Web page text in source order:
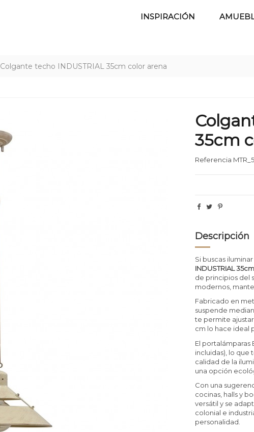
INSPIRACIÓN
Colgante techo INDUSTRIAL 35cm color arena
35cm
Referencia
Descripción
Si buscas
INDUSTRIAL
de principios del
modernos,
Fabricado en
suspende
te permite
cm lo hace ideal
El portalámparas
incluidas), lo que
calidad de la
una opción
Con una
cocinas, halls y
versátil y se
colonial e
personalidad.